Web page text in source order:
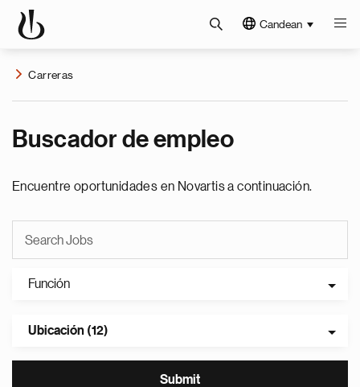
Candean
Carreras
Buscador de empleo
Encuentre oportunidades en Novartis a continuación.
Función
Ubicación (12)